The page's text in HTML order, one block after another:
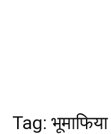
Tag: